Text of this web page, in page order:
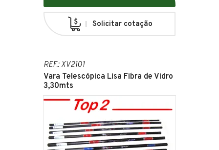
Solicitar cotação
REF.: XV2101
Vara Telescópica Lisa Fibra de Vidro
3,30mts